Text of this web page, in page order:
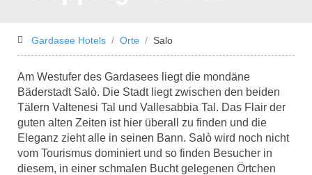
Gardasee Hotels Orte Salo
Am Westufer des Gardasees liegt die mondäne
Bäderstadt Salò. Die Stadt liegt zwischen den beiden
Tälern Valtenesi Tal und Vallesabbia Tal. Das Flair der
guten alten Zeiten ist hier überall zu finden und die
Eleganz zieht alle in seinen Bann. Salò wird noch nicht
vom Tourismus dominiert und so finden Besucher in
diesem, in einer schmalen Bucht gelegenen Örtchen